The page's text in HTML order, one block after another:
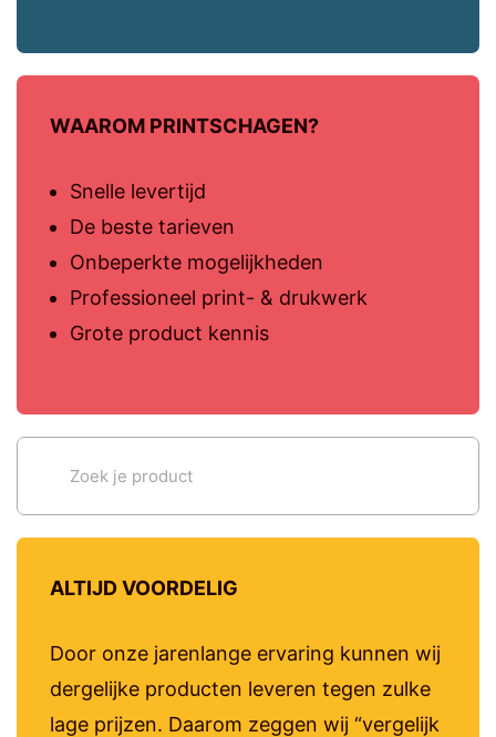
WAAROM PRINTSCHAGEN?
Snelle levertijd
De beste tarieven
Onbeperkte mogelijkheden
Professioneel print- & drukwerk
Grote product kennis
ALTIJD VOORDELIG
Door onze jarenlange ervaring kunnen wij
dergelijke producten leveren tegen zulke
lage prijzen. Daarom zeggen wij “vergelijk